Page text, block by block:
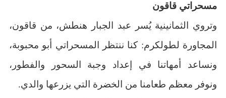
مسحراتي قاقون
وتروي الثمانينية يُسر عبد الجبار هنطش، من قاقون،
المجاورة لطولكرم: كنا ننتظر المسحراتي أبو محبوبة،
ونساعد أمهاتنا في إعداد وجبة السحور والفطور،
ونوفر معظم طعامنا من الخضرة التي يزرعها والدي.